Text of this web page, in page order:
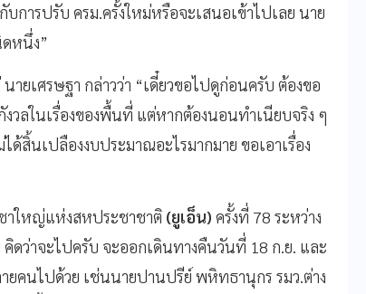
การปรับ ครม.ครั้งใหม่หรือจะเสนอเข้าไปเลย นาย
หนึ่ง”
ยเศรษฐา กล่าวว่า “เดี๋ยวขอไปดูก่อนครับ ต้องขอ
วลในเรื่องของพื้นที่ แต่หากต้องนอนทำเนียบจริง ๆ
ด้สิ้นเปลืองงบประมาณอะไรมากมาย ขอเอาเรื่อง
าใหญ่แห่งสหประชาชาติ (ยูเอ็น) ครั้งที่ 78 ระหว่าง
ดว่าจะไปครับ จะออกเดินทางคืนวันที่ 18 ก.ย. และ
ยคนไปด้วย เช่นนายปานปรีย์ พหิทธานุกร รมว.ต่าง